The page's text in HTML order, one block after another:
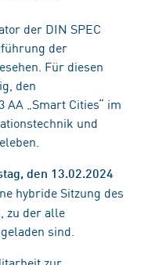
der DIN SPEC
der
Für diesen
den
„Smart Cities“ im
und
den 13.02.2024
hybride Sitzung des
zu der alle
sind.
zur